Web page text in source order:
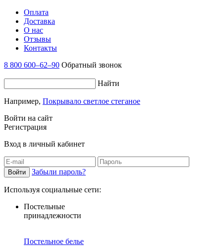
Оплата
Доставка
О нас
Отзывы
Контакты
8 800 600–62–90 Обратный звонок
Найти
Например, Покрывало светлое стеганое
Войти на сайт
Регистрация
Вход в личный кабинет
Забыли пароль?
Используя социальные сети:
Постельные
принадлежности
Постельное белье